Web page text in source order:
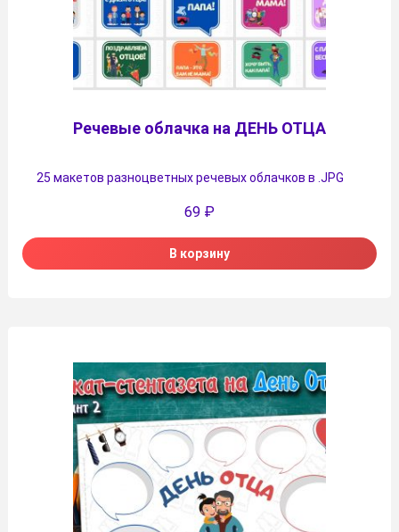
Речевые облачка на ДЕНЬ ОТЦА
25 макетов разноцветных речевых облачков в .JPG
69 ₽
В корзину